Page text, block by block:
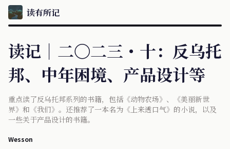
读有所记
读记｜二〇二三・十：反乌托
邦、中年困境、产品设计等
重点读了反乌托邦系列的书籍，包括《动物农场》、《美丽新世
界》和《我们》。还推荐了一本名为《上来透口气》的小说，以及
一些关于产品设计的书籍。
Wesson